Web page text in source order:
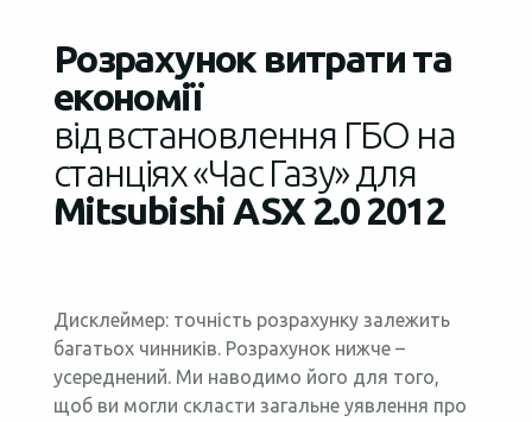
Розрахунок витрати та
економії
від встановлення ГБО на
станціях «Час Газу» для
Mitsubishi ASX 2.0 2012
Дисклеймер: точність розрахунку залежить
багатьох чинників. Розрахунок нижче –
усереднений. Ми наводимо його для того,
щоб ви могли скласти загальне уявлення про